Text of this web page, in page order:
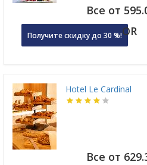
Все от
Получите скидку до 30 %!OR
Hotel Le Cardinal
Все от